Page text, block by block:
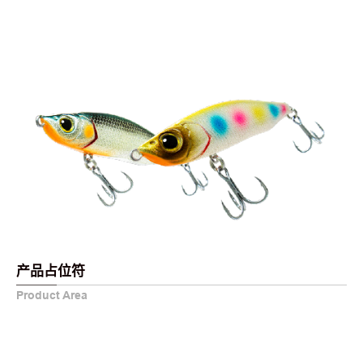
产品占位符
Product Area